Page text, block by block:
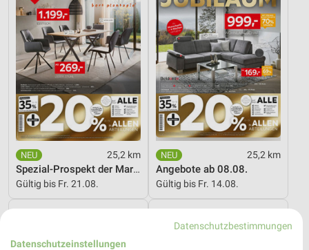
25,2 km
Spezial-Prospekt der Marken
Gültig bis Fr. 21.08.
25,2 km
Angebote ab 08.08.
Gültig bis Fr. 14.08.
Datenschutzbestimmungen
Datenschutzeinstellungen